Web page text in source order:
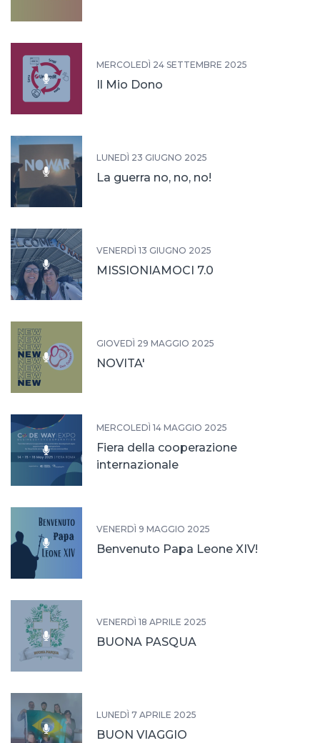
MERCOLEDÌ 24 SETTEMBRE 2025
Il Mio Dono
LUNEDÌ 23 GIUGNO 2025
La guerra no, no, no!
VENERDÌ 13 GIUGNO 2025
MISSIONIAMOCI 7.0
GIOVEDÌ 29 MAGGIO 2025
NOVITA'
MERCOLEDÌ 14 MAGGIO 2025
Fiera della cooperazione
internazionale
VENERDÌ 9 MAGGIO 2025
Benvenuto Papa Leone XIV!
VENERDÌ 18 APRILE 2025
BUONA PASQUA
LUNEDÌ 7 APRILE 2025
BUON VIAGGIO